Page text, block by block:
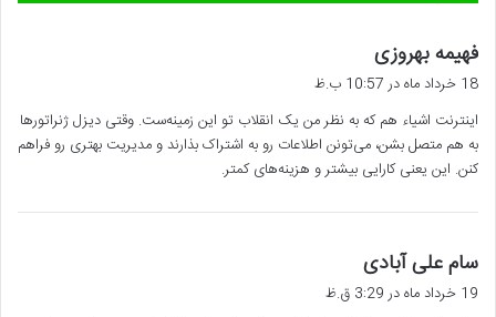
فهیمه بهروزی
ف
:
18 خرداد ماه در 10:57 ب.ظ
اینترنت اشیاء هم که به نظر من یک انقلاب تو این زمینه‌ست. وقتی دیزل ژنراتورها
به هم متصل بشن، می‌تونن اطلاعات رو به اشتراک بذارند و مدیریت بهتری رو فراهم
کنن. این یعنی کارایی بیشتر و هزینه‌های کمتر.
سام علی آبادی
ف
19 خرداد ماه در 3:29 ق.ظ